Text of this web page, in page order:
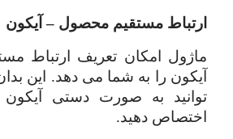
ارتباط مستقیم محصول – آیکون
ماژول امکان تعریف ارتباط
آیکون را به شما می دهد. این
توانید به صورت دستی
اختصاص دهید.